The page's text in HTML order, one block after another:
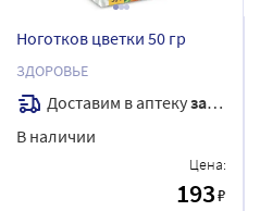
Ноготков цветки 50 гр
ЗДОРОВЬЕ
Доставим в аптекузавтра
В наличии
Цена:
193₽